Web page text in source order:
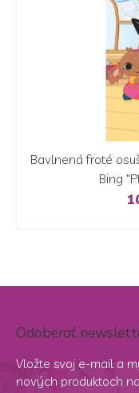
Bavlnená froté
Bing
Odoberať
Vložte svoj e-mail a
nových produktoch